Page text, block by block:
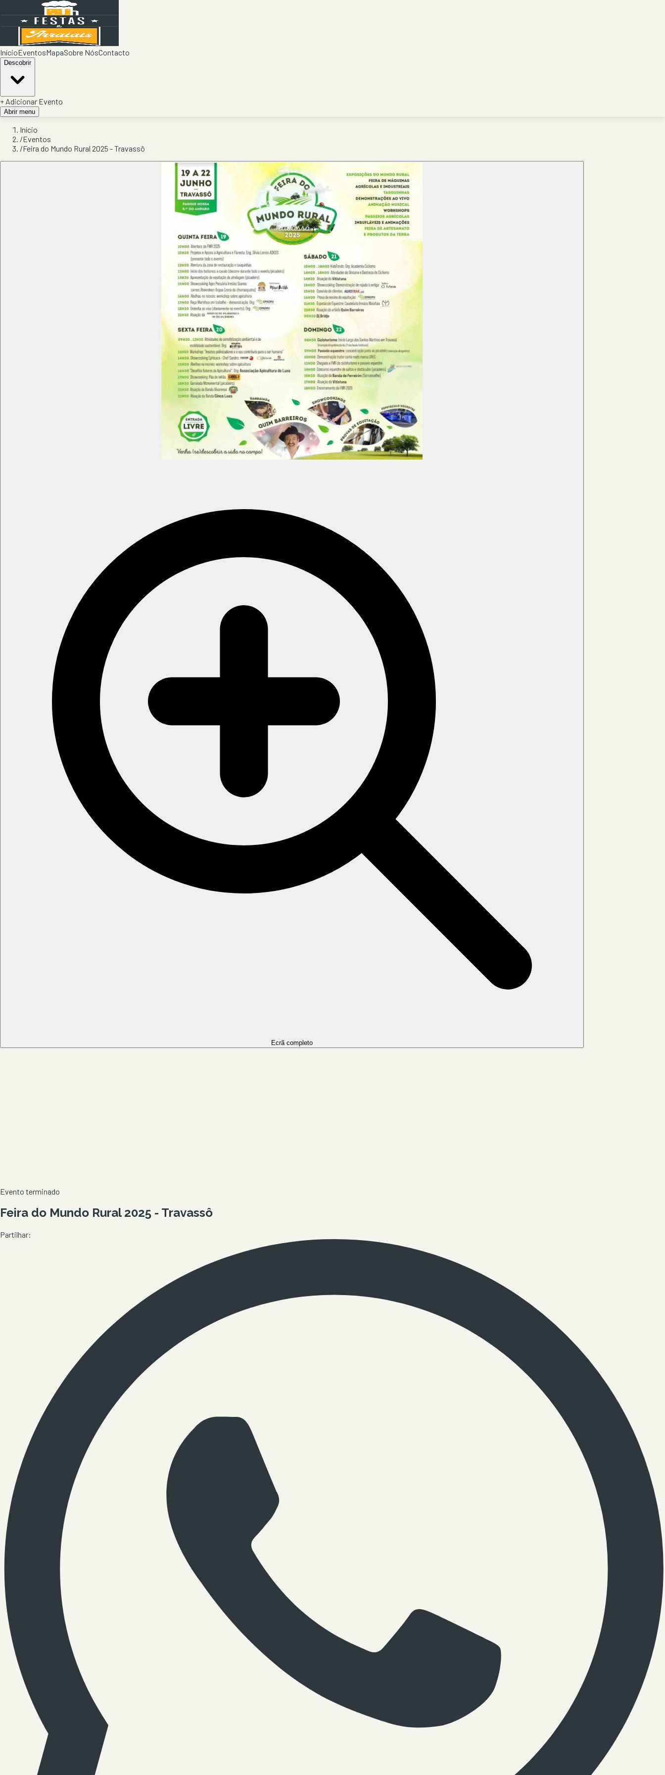
InícioEventosMapaSobre NósContacto
Descobrir
+ Adicionar Evento
Abrir menu
Início
/Eventos
/Feira do Mundo Rural 2025 - Travassô
Ecrã completo
Evento terminado
Feira do Mundo Rural 2025 - Travassô
Partilhar: